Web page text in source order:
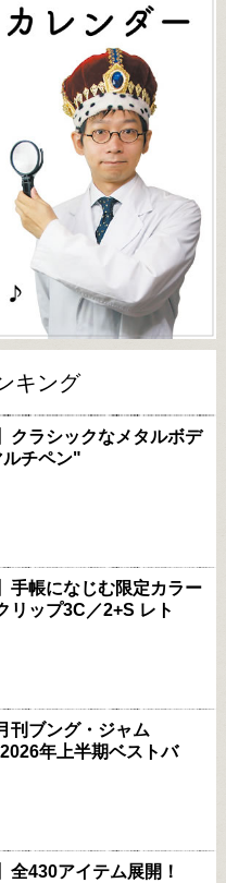
キング
クラシックなメタルボデ
ルチペン"
手帳になじむ限定カラー
リップ3C／2+S レト
刊ブング・ジャム
年上半期ベストバ
全430アイテム展開！